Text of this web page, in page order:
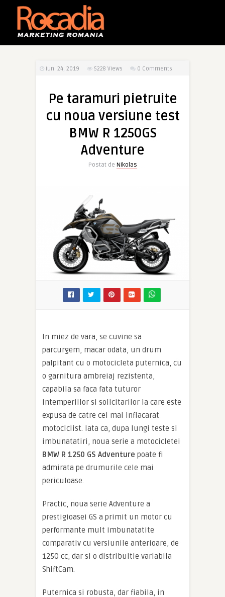
iun. 24, 2019 5228 Views 0 Comments
Pe taramuri pietruite
cu noua versiune test
BMW R 1250GS
Adventure
Postat de Nikolas
In miez de vara, se cuvine sa
parcurgem, macar odata, un drum
palpitant cu o motocicleta puternica, cu
o garnitura ambreiaj rezistenta,
capabila sa faca fata tuturor
intemperiilor si solicitarilor la care este
expusa de catre cel mai inflacarat
motociclist. Iata ca, dupa lungi teste si
imbunatatiri, noua serie a motocicletei
BMW R 1250 GS Adventure poate fi
admirata pe drumurile cele mai
periculoase.
Practic, noua serie Adventure a
prestigioasei GS a primit un motor cu
performante mult imbunatatite
comparativ cu versiunile anterioare, de
1250 cc, dar si o distribuitie variabila
ShiftCam.
Puternica si robusta, dar fiabila, in